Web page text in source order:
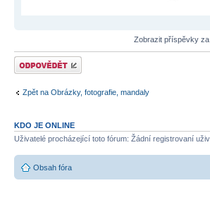
Zobrazit příspěvky
Odeslat odpověď
Zpět na Obrázky, fotografie, mandaly
KDO JE ONLINE
Uživatelé procházející toto fórum: Žádní registrovaní
Obsah fóra